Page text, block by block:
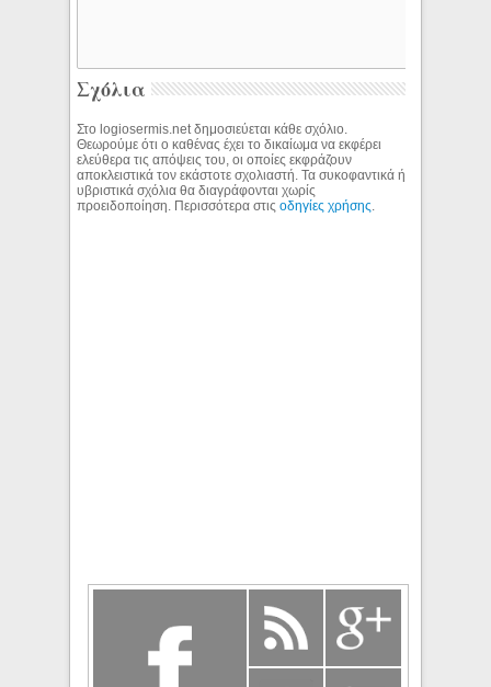
Σχόλια
Στο logiosermis.net δημοσιεύεται κάθε σχόλιο.
Θεωρούμε ότι ο καθένας έχει το δικαίωμα να εκφέρει
ελεύθερα τις απόψεις του, οι οποίες εκφράζουν
αποκλειστικά τον εκάστοτε σχολιαστή. Τα συκοφαντικά ή
υβριστικά σχόλια θα διαγράφονται χωρίς
προειδοποίηση. Περισσότερα στιςοδηγίες χρήσης